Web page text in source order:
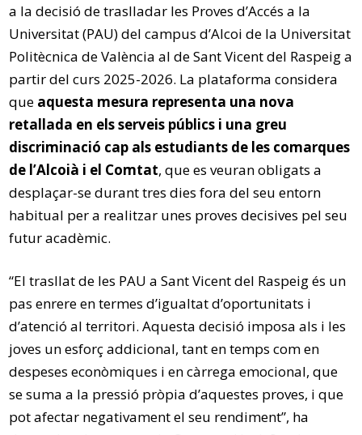
a la decisió de traslladar les Proves d’Accés a la
Universitat (PAU) del campus d’Alcoi de la Universitat
Politècnica de València al de Sant Vicent del Raspeig a
partir del curs 2025-2026. La plataforma considera
que aquesta mesura representa una nova
retallada en els serveis públics i una greu
discriminació cap als estudiants de les comarques
de l’Alcoià i el Comtat, que es veuran obligats a
desplaçar-se durant tres dies fora del seu entorn
habitual per a realitzar unes proves decisives pel seu
futur acadèmic.
“El trasllat de les PAU a Sant Vicent del Raspeig és un
pas enrere en termes d’igualtat d’oportunitats i
d’atenció al territori. Aquesta decisió imposa als i les
joves un esforç addicional, tant en temps com en
despeses econòmiques i en càrrega emocional, que
se suma a la pressió pròpia d’aquestes proves, i que
pot afectar negativament el seu rendiment”, ha